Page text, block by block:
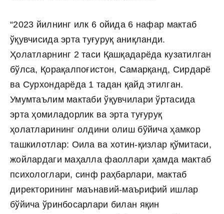
“2023 йилнинг илк 6 ойида 6 нафар мактаб
ўқувчисида эрта туғуруқ аниқланди.
Ҳолатларнинг 2 таси Қашқадарёда кузатилган
бўлса, Қорақалпоғистон, Самарқанд, Сирдарё
ва Сурхондарёда 1 тадан қайд этилган.
Умумтаълим мактаби ўқувчилари ўртасида
эрта ҳомиладорлик ва эрта туғуруқ
ҳолатларининг олдини олиш бўйича ҳамкор
ташкилотлар: Оила ва хотин-қизлар қўмитаси,
жойлардаги маҳалла фаоллари ҳамда мактаб
психологлари, синф раҳбарлари, мактаб
директорининг маънавий-маърифий ишлар
бўйича ўринбосарлари билан яқин